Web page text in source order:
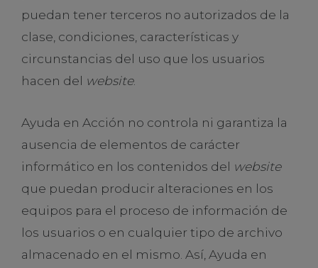
puedan tener terceros no autorizados de la
clase, condiciones, características y
circunstancias del uso que los usuarios
hacen del website.
Ayuda en Acción no controla ni garantiza la
ausencia de elementos de carácter
informático en los contenidos del website
que puedan producir alteraciones en los
equipos para el proceso de información de
los usuarios o en cualquier tipo de archivo
almacenado en el mismo. Así, Ayuda en